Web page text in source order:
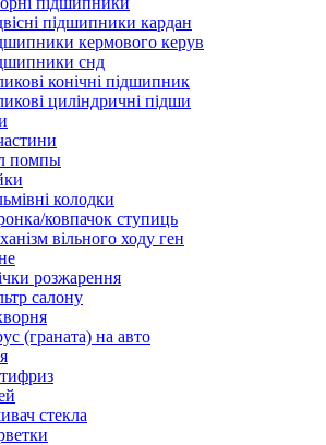
підшипники кардан
кермового керув
снд
конічні підшипник
циліндричні підши
помпы
колодки
ковпачок ступиць
вільного ходу ген
розжарення
салону
(граната) на авто
стекла